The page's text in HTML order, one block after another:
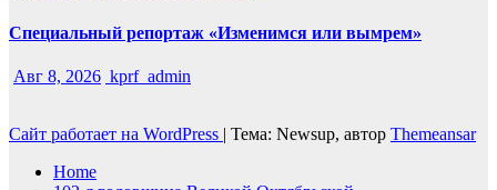
Специальный репортаж «Изменимся или вымрем»
Авг 8, 2026 kprf_admin
Сайт работает на WordPress | Тема: Newsup, автор Themeansar
Home